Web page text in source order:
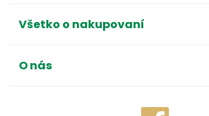
Všetko o nakupovaní
O nás